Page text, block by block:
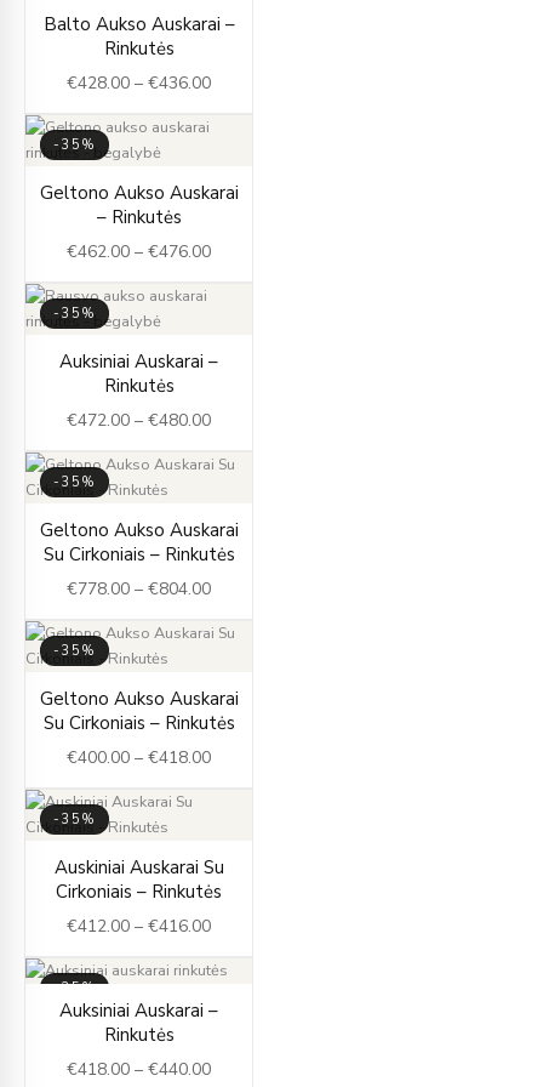
Balto Aukso Auskarai –
Rinkutės
€428.00 – €436.00
range:
through
-35%
Geltono Aukso Auskarai
– Rinkutės
€462.00 – €476.00
range:
through
-35%
Auksiniai Auskarai –
Rinkutės
€472.00 – €480.00through
-35%
Geltono Aukso Auskarai
Su Cirkoniais – Rinkutės
€778.00 – €804.00
range:
€778.00
through
-35%
Geltono Aukso Auskarai
Su Cirkoniais – Rinkutės
€400.00 – €418.00
range:
€400.00
through
-35%
Auskiniai Auskarai Su
Cirkoniais – Rinkutės
€412.00 – €416.00
range:
€412.00
through
-35%
Auksiniai Auskarai –
Rinkutės
€418.00 – €440.00through